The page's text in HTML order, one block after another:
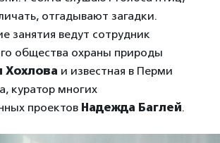
отгадывают загадки.
занятия ведут сотрудник
общества охраны природы
Хохлова и известная в Перми
куратор многих
проектов Надежда Баглей.